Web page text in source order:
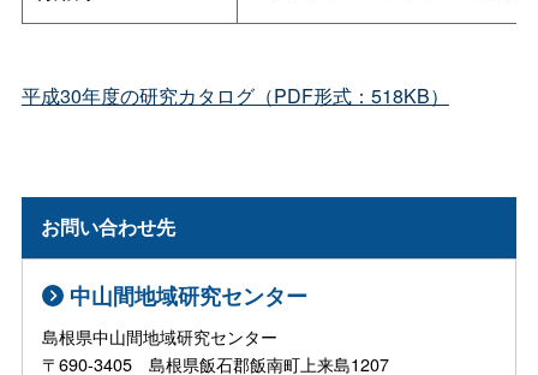
平成30年度の研究カタログ（PDF形式：518KB）
お問い合わせ先
中山間地域研究センター
島根県中山間地域研究センター
〒690-3405 島根県飯石郡飯南町上来島1207